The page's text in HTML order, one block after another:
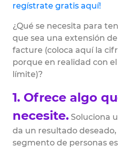
regístrate gratis aquí!
¿Qué se necesita para
que sea una extensión
facture (coloca aquí la
porque en realidad con
límite)?
1. Ofrece algo
necesite. Soluciona
da un resultado
segmento de personas